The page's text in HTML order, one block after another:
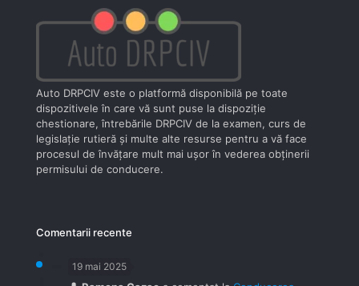
Auto DRPCIV este o platformă disponibilă pe toate
dispozitivele în care vă sunt puse la dispoziţie
chestionare, întrebările DRPCIV de la examen, curs de
legislaţie rutieră şi multe alte resurse pentru a vă face
procesul de învăţare mult mai uşor în vederea obţinerii
permisului de conducere.
Comentarii recente
19 mai 2025